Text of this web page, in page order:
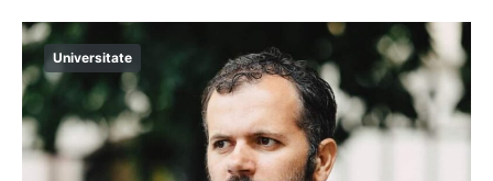
Universitate